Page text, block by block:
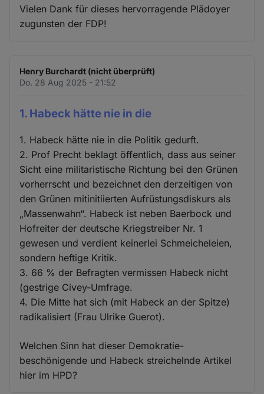
Vielen Dank für dieses hervorragende Plädoyer
zugunsten der FDP!
Henry Burchardt (nicht überprüft)
Do. 28 Aug 2025 - 21:52
1. Habeck hätte nie in die
1. Habeck hätte nie in die Politik gedurft.
2. Prof Precht beklagt öffentlich, dass aus seiner
Sicht eine militaristische Richtung bei den Grünen
vorherrscht und bezeichnet den derzeitigen von
den Grünen mitinitiierten Aufrüstungsdiskurs als
„Massenwahn“. Habeck ist neben Baerbock und
Hofreiter der deutsche Kriegstreiber Nr. 1
gewesen und verdient keinerlei Schmeicheleien,
sondern heftige Kritik.
3. 66 % der Befragten vermissen Habeck nicht
(gestrige Civey-Umfrage.
4. Die Mitte hat sich (mit Habeck an der Spitze)
radikalisiert (Frau Ulrike Guerot).
Welchen Sinn hat dieser Demokratie-
beschönigende und Habeck streichelnde Artikel
hier im HPD?